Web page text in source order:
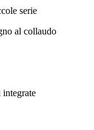
serie
al collaudo